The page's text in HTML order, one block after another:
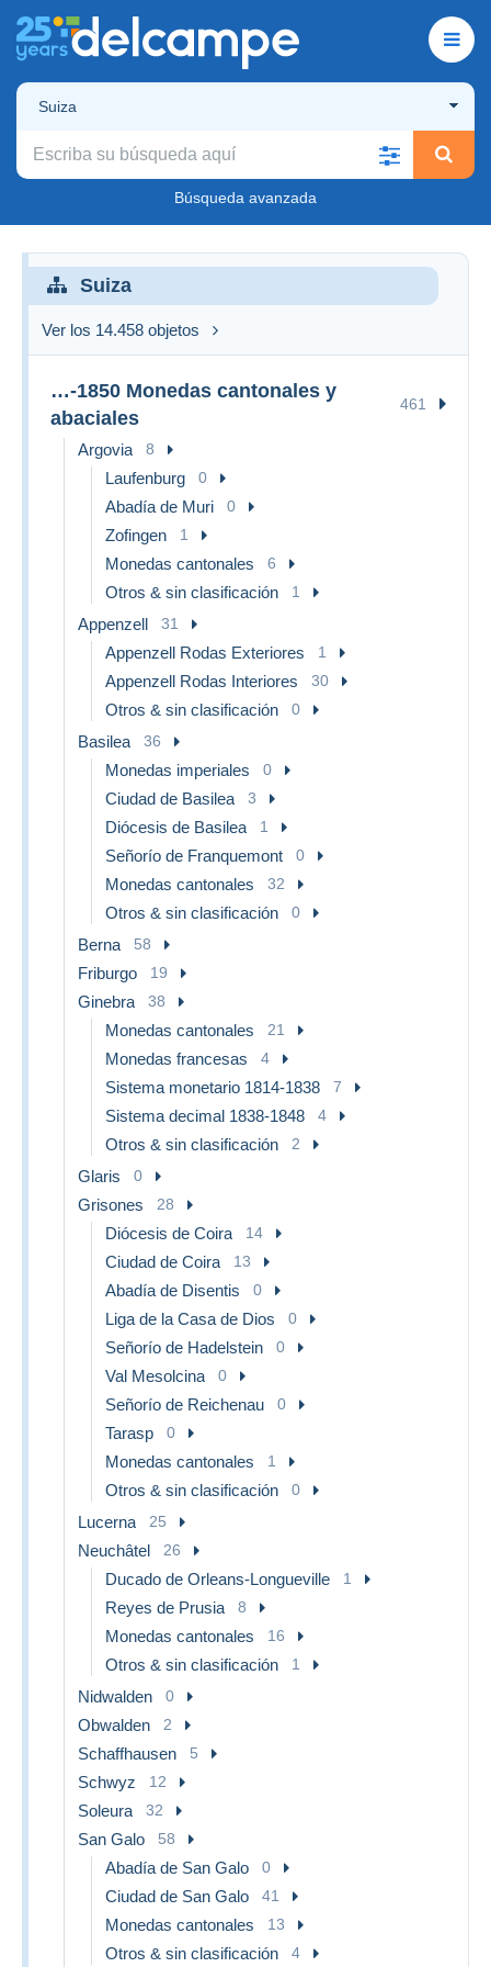
Suiza
Búsqueda avanzada
Suiza
Ver los 14.458 objetos
…-1850 Monedas cantonales y
abaciales
461
Argovia 8
Laufenburg 0
Abadía de Muri 0
Zofingen 1
Monedas cantonales 6
Otros & sin clasificación 1
Appenzell 31
Appenzell Rodas Exteriores 1
Appenzell Rodas Interiores 30
Otros & sin clasificación 0
Basilea 36
Monedas imperiales 0
Ciudad de Basilea 3
Diócesis de Basilea 1
Señorío de Franquemont 0
Monedas cantonales 32
Otros & sin clasificación 0
Berna 58
Friburgo 19
Ginebra 38
Monedas cantonales 21
Monedas francesas 4
Sistema monetario 1814-1838 7
Sistema decimal 1838-1848 4
Otros & sin clasificación 2
Glaris 0
Grisones 28
Diócesis de Coira 14
Ciudad de Coira 13
Abadía de Disentis 0
Liga de la Casa de Dios 0
Señorío de Hadelstein 0
Val Mesolcina 0
Señorío de Reichenau 0
Tarasp 0
Monedas cantonales 1
Otros & sin clasificación 0
Lucerna 25
Neuchâtel 26
Ducado de Orleans-Longueville 1
Reyes de Prusia 8
Monedas cantonales 16
Otros & sin clasificación 1
Nidwalden 0
Obwalden 2
Schaffhausen 5
Schwyz 12
Soleura 32
San Galo 58
Abadía de San Galo 0
Ciudad de San Galo 41
Monedas cantonales 13
Otros & sin clasificación 4